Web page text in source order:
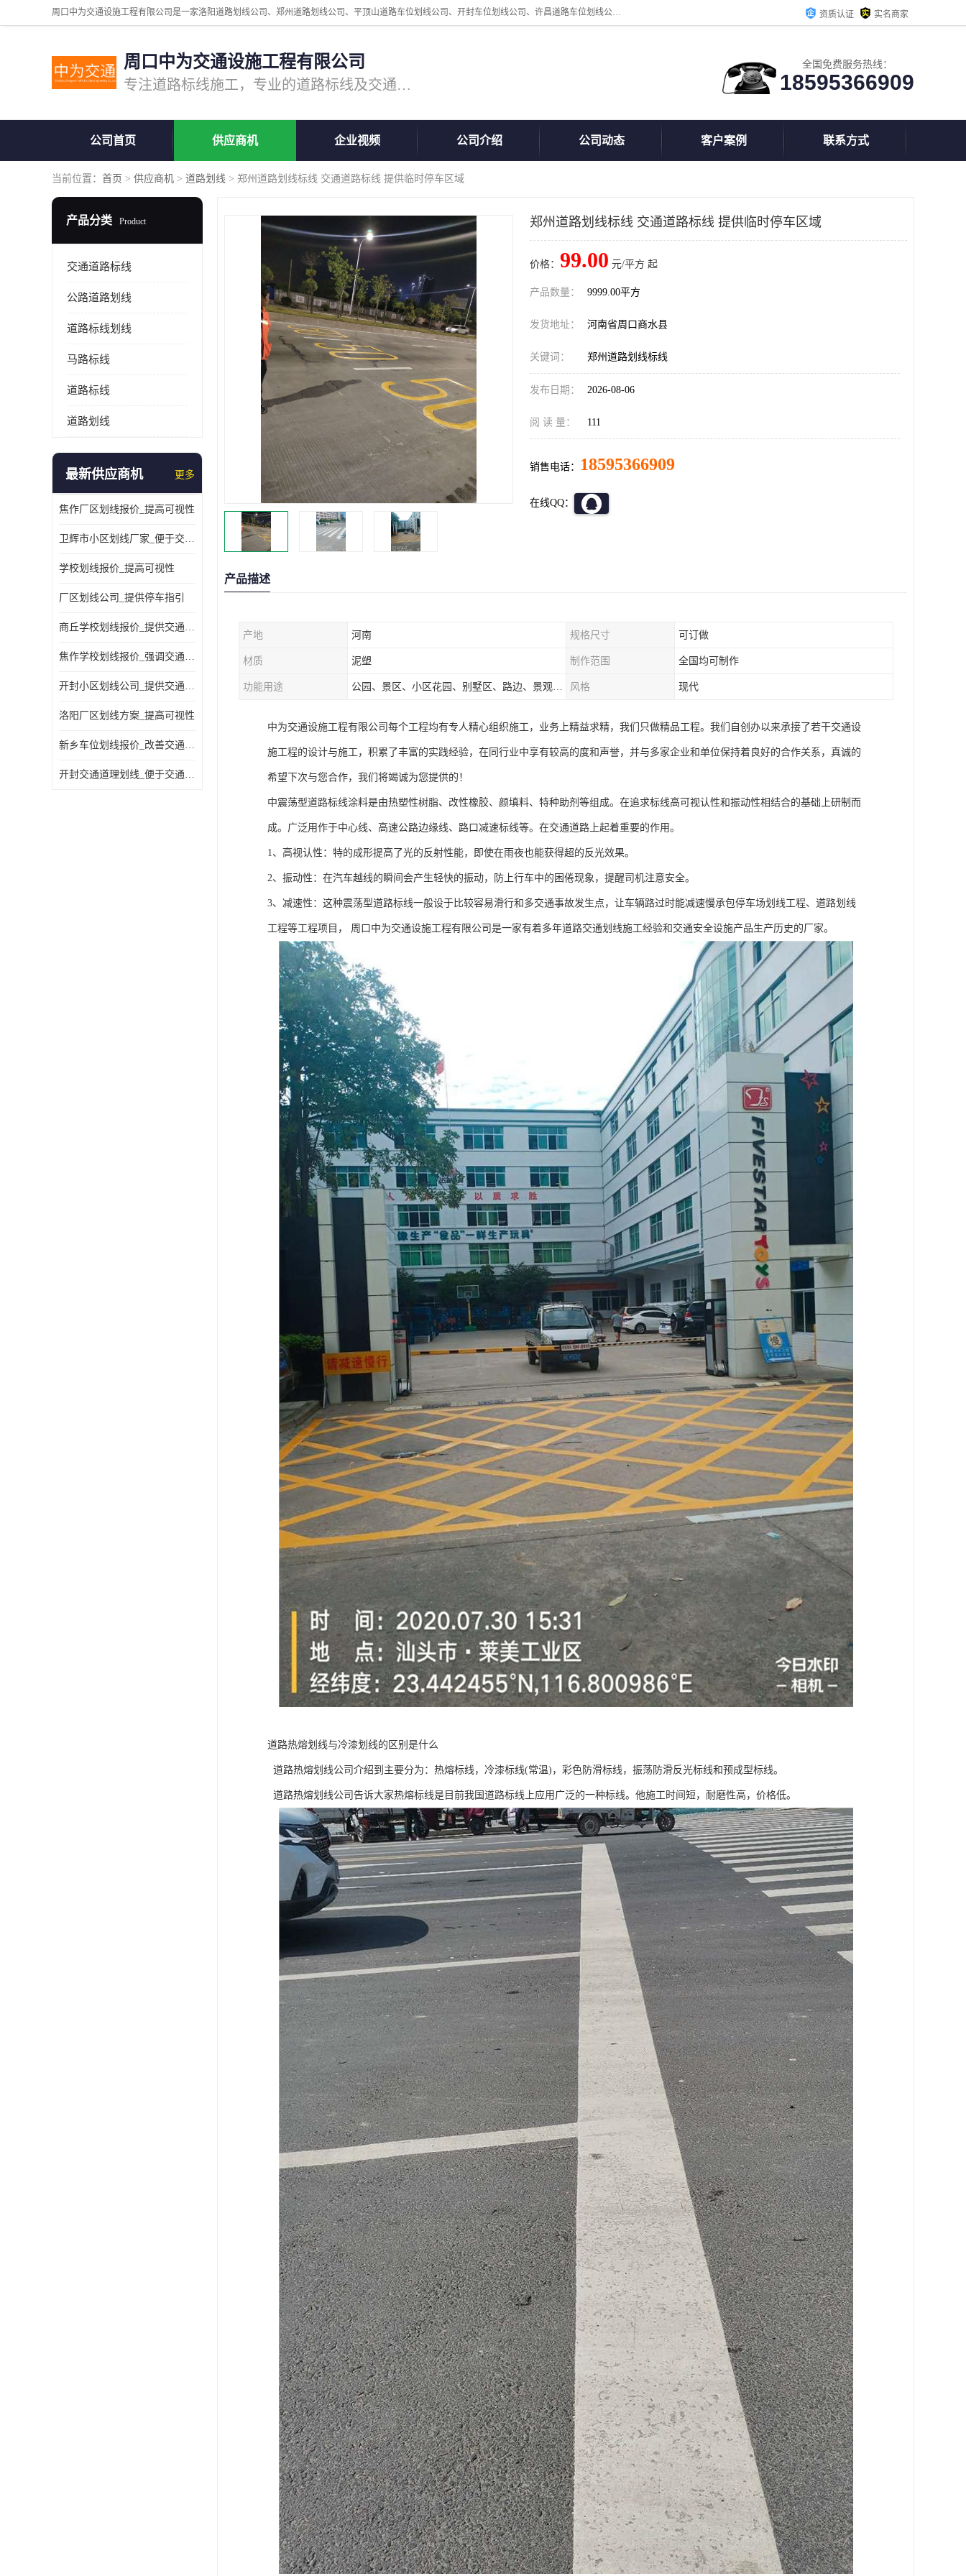
周口中为交通设施工程有限公司是一家洛阳道路划线公司、郑州道路划线公司、平顶山道路车位划线公司、开封车位划线公司、许昌道路车位划线公司、漯河道路车位划线公司，公司始终坚持“诚信、匠心、专注”的宗旨；我们的经营理念是：的服务。 资质认证 实名商家
周口中为交通设施工程有限公司
专注道路标线施工，专业的道路标线及交通设施施工服务商!
全国免费服务热线：
18595366909
公司首页 供应商机 企业视频 公司介绍 公司动态 客户案例 联系方式
当前位置： 首页 > 供应商机 > 道路划线 > 郑州道路划线标线 交通道路标线 提供临时停车区域
产品分类 Product
交通道路标线
公路道路划线
道路标线划线
马路标线
道路标线
道路划线
最新供应商机 更多
焦作厂区划线报价_提高可视性
卫辉市小区划线厂家_便于交通管理
学校划线报价_提高可视性
厂区划线公司_提供停车指引
商丘学校划线报价_提供交通信息
焦作学校划线报价_强调交通规则
开封小区划线公司_提供交通信息
洛阳厂区划线方案_提高可视性
新乡车位划线报价_改善交通效率
开封交通道理划线_便于交通管理
郑州道路划线标线 交通道路标线 提供临时停车区域
价格： 99.00 元/平方 起
产品数量： 9999.00平方
发货地址： 河南省周口商水县
关键词： 郑州道路划线标线
发布日期： 2026-08-06
阅 读 量： 111
销售电话： 18595366909
在线QQ：
产品描述
产地 河南 规格尺寸 可订做
材质 泥塑 制作范围 全国均可制作
功能用途 公园、景区、小区花园、别墅区、路边、景观河道、水库堤坝、市政桥梁、公路交通和园林景观装饰工程等 风格 现代
中为交通设施工程有限公司每个工程均有专人精心组织施工，业务上精益求精，我们只做精品工程。我们自创办以来承接了若干交通设
施工程的设计与施工，积累了丰富的实践经验，在同行业中享有较高的度和声誉，并与多家企业和单位保持着良好的合作关系，真诚的
希望下次与您合作，我们将竭诚为您提供的！
中震荡型道路标线涂料是由热塑性树脂、改性橡胶、颜填料、特种助剂等组成。在追求标线高可视认性和振动性相结合的基础上研制而
成。广泛用作于中心线、高速公路边缘线、路口减速标线等。在交通道路上起着重要的作用。
1、高视认性：特的成形提高了光的反射性能，即使在雨夜也能获得超的反光效果。
2、振动性：在汽车越线的瞬间会产生轻快的振动，防上行车中的困倦现象，提醒司机注意安全。
3、减速性：这种震荡型道路标线一般设于比较容易滑行和多交通事故发生点，让车辆路过时能减速慢承包停车场划线工程、道路划线
工程等工程项目， 周口中为交通设施工程有限公司是一家有着多年道路交通划线施工经验和交通安全设施产品生产历史的厂家。
道路热熔划线与冷漆划线的区别是什么
道路热熔划线公司介绍到主要分为：热熔标线，冷漆标线(常温)，彩色防滑标线，振荡防滑反光标线和预成型标线。
道路热熔划线公司告诉大家热熔标线是目前我国道路标线上应用广泛的一种标线。他施工时间短，耐磨性高，价格低。